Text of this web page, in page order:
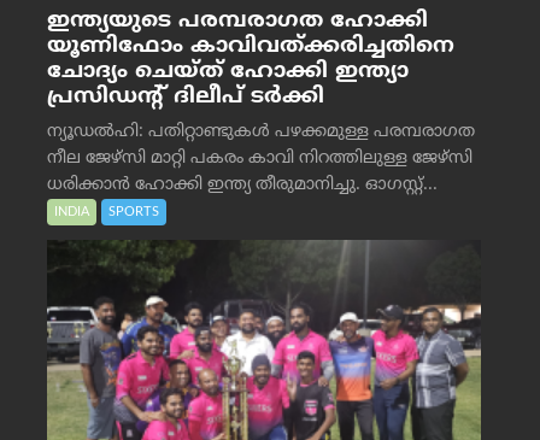
ഇന്ത്യയുടെ പരമ്പരാഗത ഹോക്കി
യൂണിഫോം കാവിവത്ക്കരിച്ചതിനെ
ചോദ്യം ചെയ്ത് ഹോക്കി ഇന്ത്യാ
പ്രസിഡന്റ് ദിലീപ് ടര്‍ക്കി
ന്യൂഡൽഹി: പതിറ്റാണ്ടുകൾ പഴക്കമുള്ള പരമ്പരാഗത
നീല ജേഴ്‌സി മാറ്റി പകരം കാവി നിറത്തിലുള്ള ജേഴ്‌സി
ധരിക്കാൻ ഹോക്കി ഇന്ത്യ തീരുമാനിച്ചു. ഓഗസ്റ്റ്...
INDIA SPORTS